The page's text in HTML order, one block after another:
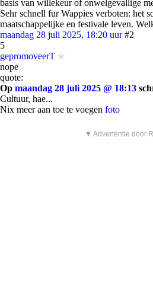
basis van willekeur of onwelgevallige
Sehr schnell fur Wappies verboten: het
maatschappelijke en festivale leven.
maandag 28 juli 2025, 18:20 uur #2
5
gepromoveerT
nope
quote:
Op maandag 28 juli 2025 @ 18:13
Cultuur, hae...
Nix meer aan toe te voegen foto
▼ Advertentie door